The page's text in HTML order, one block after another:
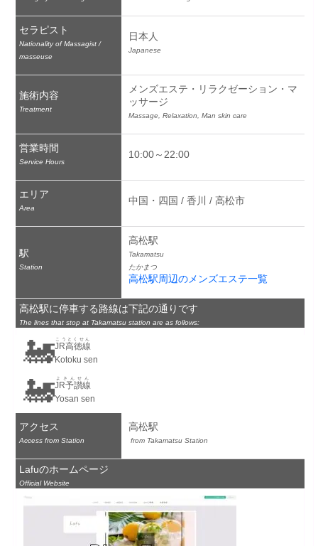
セラピスト
Nationality of Massagist /
masseuse
日本人
Japanese
施術内容
Treatment
メンズエステ・リラクゼーション・マ
ッサージ
Massage, Relaxation, Man skin care
営業時間
Service Hours
10:00～22:00
エリア
Area
中国・四国 / 香川 / 高松市
駅
Station
高松駅
Takamatsu
たかまつ
高松駅周辺のメンズエステ一覧
高松駅に停車する路線は下記の通りです
The lines that stop at Takamatsu station are as follows:
🚂JR高徳線
こうとくせん
Kotoku sen
🚂JR予讃線
よさんせん
Yosan sen
アクセス
Access from Station
高松駅
from Takamatsu Station
Lafuのホームページ
Official Website